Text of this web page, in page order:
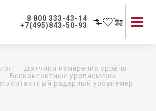
8 800 333-43-14
+7(495)843-50-93
Применение приборов
Как мы работаем
|
Датчики измерения уровня
Бесконтактные уровнемеры
радарный уровнемер